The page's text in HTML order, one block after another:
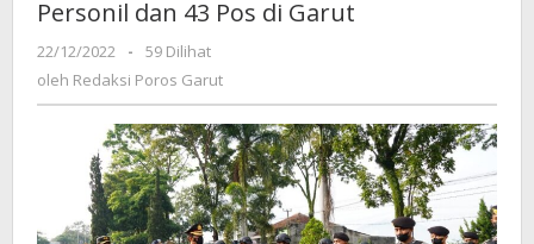
dan
di
Personil dan 43 Pos di Garut
22/12/2022
oleh
Redaksi
Garut
-
59 Dilihat
oleh Redaksi Poros Garut